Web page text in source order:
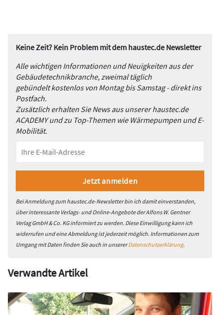
Keine Zeit? Kein Problem mit dem haustec.de Newsletter
Alle wichtigen Informationen und Neuigkeiten aus der
Gebäudetechnikbranche, zweimal täglich
gebündelt kostenlos von Montag bis Samstag - direkt ins
Postfach.
Zusätzlich erhalten Sie News aus unserer haustec.de
ACADEMY und zu Top-Themen wie Wärmepumpen und E-
Mobilität.
Bei Anmeldung zum haustec.de-Newsletter bin ich damit einverstanden,
über interessante Verlags- und Online-Angebote der Alfons W. Gentner
Verlag GmbH & Co. KG informiert zu werden. Diese Einwilligung kann ich
widerrufen und eine Abmeldung ist jederzeit möglich. Informationen zum
Umgang mit Daten finden Sie auch in unsererDatenschutzerklärung.
Verwandte Artikel